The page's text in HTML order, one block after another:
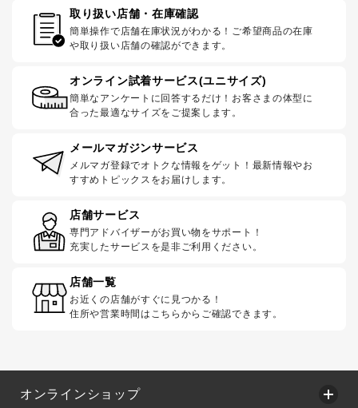
取り扱い店舗・在庫確認
簡単操作で店舗在庫状況がわかる！ご希望商品の在庫
や取り扱い店舗の確認ができます。
オンライン試着サービス(ユニサイズ)
簡単なアンケートに回答するだけ！お客さまの体型に
合った最適なサイズをご提案します。
メールマガジンサービス
メルマガ登録でオトクな情報をゲット！最新情報やお
すすめトピックスをお届けします。
店舗サービス
専門アドバイザーがお買い物をサポート！
充実したサービスを是非ご利用ください。
店舗一覧
お近くの店舗がすぐに見つかる！
住所や営業時間はこちらからご確認できます。
オンラインショップ